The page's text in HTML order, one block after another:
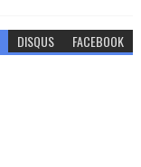
DISQUS FACEBOOK